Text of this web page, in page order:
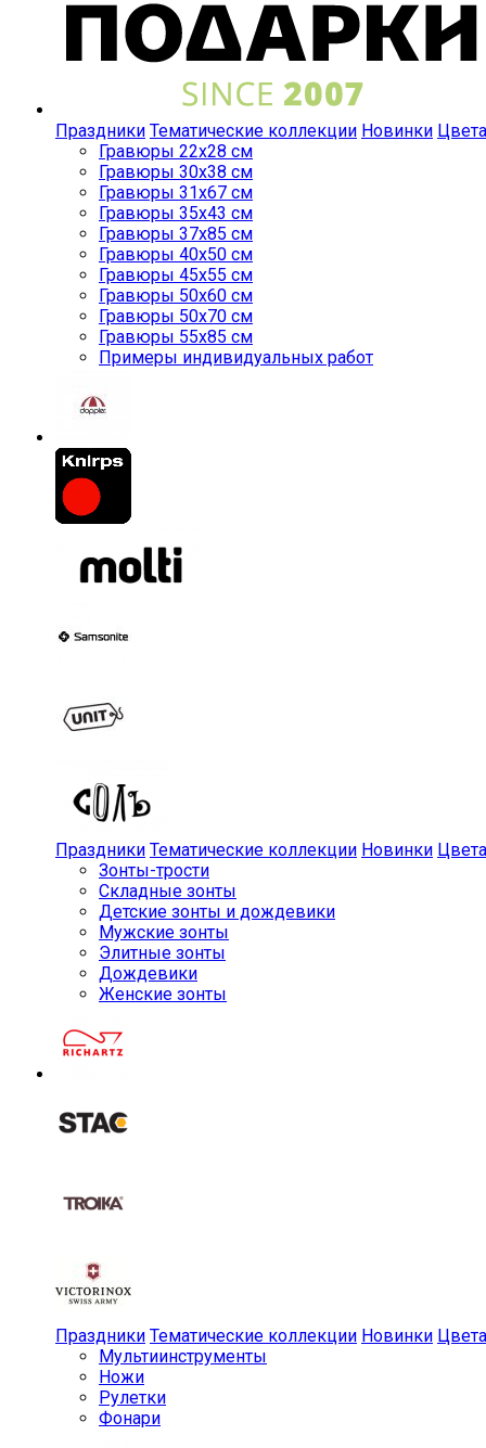
Праздники Тематические коллекции Новинки Цвета
Гравюры 22x28 см
Гравюры 30x38 см
Гравюры 31x67 см
Гравюры 35x43 см
Гравюры 37x85 см
Гравюры 40x50 см
Гравюры 45x55 см
Гравюры 50x60 см
Гравюры 50x70 см
Гравюры 55x85 см
Примеры индивидуальных работ
Праздники Тематические коллекции Новинки Цвета
Зонты-трости
Складные зонты
Детские зонты и дождевики
Мужские зонты
Элитные зонты
Дождевики
Женские зонты
Праздники Тематические коллекции Новинки Цвета
Мульти­инструменты
Ножи
Рулетки
Фонари